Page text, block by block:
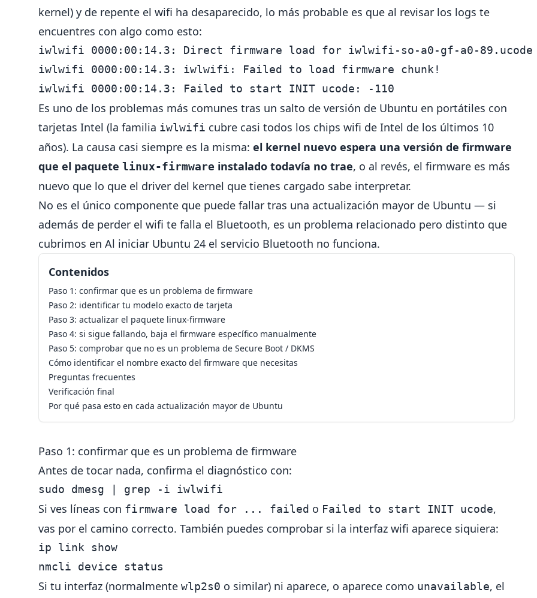
kernel) y de repente el wifi ha desaparecido, lo más probable es que al revisar los logs te
encuentres con algo como esto:
iwlwifi 0000:00:14.3: Direct firmware load for iwlwifi-so-a0-gf-a0-
iwlwifi 0000:00:14.3: iwlwifi: Failed to load firmware chunk!
Es uno de los problemas más comunes tras un salto de versión de Ubuntu en portátiles con
tarjetas Intel (la familia iwlwifi cubre casi todos los chips wifi de Intel de los últimos 10
años). La causa casi siempre es la misma: el kernel nuevo espera una versión de firmware
que el paquete linux-firmware instalado todavía no trae, o al revés, el firmware es más
nuevo que lo que el driver del kernel que tienes cargado sabe interpretar.
No es el único componente que puede fallar tras una actualización mayor de Ubuntu — si
además de perder el wifi te falla el Bluetooth, es un problema relacionado pero distinto que
cubrimos en Al iniciar Ubuntu 24 el servicio Bluetooth no funciona.
Contenidos
Paso 1: confirmar que es un problema de firmware
Paso 2: identificar tu modelo exacto de tarjeta
Paso 3: actualizar el paquete linux-firmware
Paso 4: si sigue fallando, baja el firmware específico manualmente
Paso 5: comprobar que no es un problema de Secure Boot / DKMS
Cómo identificar el nombre exacto del firmware que necesitas
Preguntas frecuentes
Verificación final
Por qué pasa esto en cada actualización mayor de Ubuntu
Paso 1: confirmar que es un problema de firmware
Antes de tocar nada, confirma el diagnóstico con:
sudo dmesg | grep -i
Si ves líneas con firmware load for ... failed o Failed to start INIT ucode,
vas por el camino correcto. También puedes comprobar si la interfaz wifi aparece siquiera:
ip link show
Si tu interfaz (normalmente wlp2s0 o similar) ni aparece, o aparece como unavailable, el